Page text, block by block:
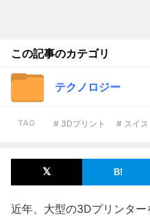
この記事のカテゴリ
テクノロジー
TAG # 3Dプリント # スイス
近年、大型の3Dプリンタ